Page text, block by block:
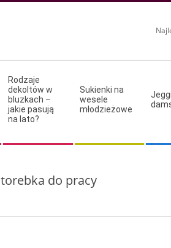
Rodzaje
dekoltów w
bluzkach –
jakie pasują
na lato?
Sukienki na
wesele
młodzieżowe
torebka do pracy